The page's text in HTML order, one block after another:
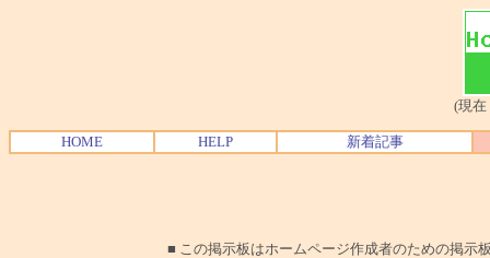
(現在
HOME HELP 新着記事
■ この掲示板はホームページ作成者のための掲示